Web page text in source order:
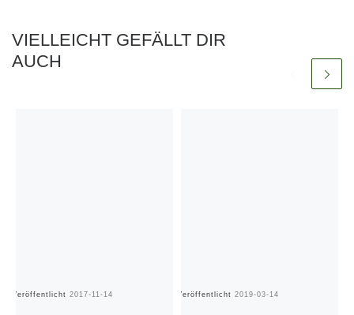
VIELLEICHT GEFÄLLT DIR
AUCH
Veröffentlicht2017-11-14 Veröffentlicht2019-03-14